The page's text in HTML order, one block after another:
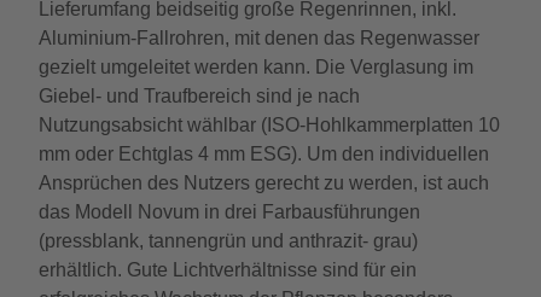
Lieferumfang beidseitig große Regenrinnen, inkl.
Aluminium-Fallrohren, mit denen das Regenwasser
gezielt umgeleitet werden kann. Die Verglasung im
Giebel- und Traufbereich sind je nach
Nutzungsabsicht wählbar (ISO-Hohlkammerplatten 10
mm oder Echtglas 4 mm ESG). Um den individuellen
Ansprüchen des Nutzers gerecht zu werden, ist auch
das Modell Novum in drei Farbausführungen
(pressblank, tannengrün und anthrazit- grau)
erhältlich. Gute Lichtverhältnisse sind für ein